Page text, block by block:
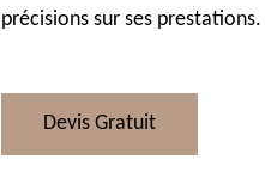
précisions sur ses prestations.
Devis Gratuit